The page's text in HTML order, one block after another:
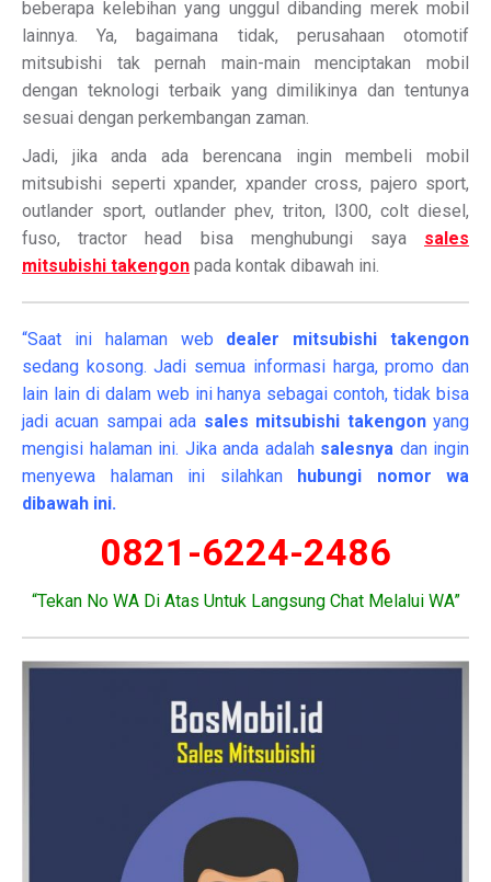
beberapa kelebihan yang unggul dibanding merek mobil
lainnya. Ya, bagaimana tidak, perusahaan otomotif
mitsubishi tak pernah main-main menciptakan mobil
dengan teknologi terbaik yang dimilikinya dan tentunya
sesuai dengan perkembangan zaman.
Jadi, jika anda ada berencana ingin membeli mobil
mitsubishi seperti xpander, xpander cross, pajero sport,
outlander sport, outlander phev, triton, l300, colt diesel,
fuso, tractor head bisa menghubungi saya sales
mitsubishi takengon pada kontak dibawah ini.
“Saat ini halaman web dealer
mitsubishi takengon
sedang kosong. Jadi semua informasi harga, promo dan
lain lain di dalam web ini hanya sebagai contoh, tidak bisa
jadi acuan sampai ada sales mitsubishi takengonyang
mengisi halaman ini. Jika anda adalah salesnya dan ingin
menyewa halaman ini silahkan hubungi nomor wa
dibawah ini.
0821-6224-2486
“Tekan No WA Di Atas Untuk Langsung Chat Melalui WA”